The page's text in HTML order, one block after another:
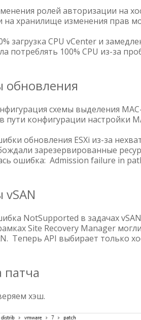
ролей авторизации на
на хранилище изменения прав
загрузка CPU vCenter и
потреблять 100% CPU из-за
обновления
схемы выделения
пути конфигурации настройки
обновления ESXi из-за
зарезервированные
ошибка: Admission failure in
NotSupported в задачах
Site Recovery Manager
Теперь API выбирает только
патча
хэш.